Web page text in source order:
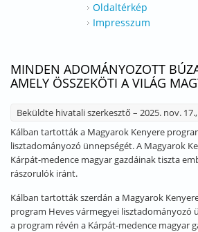
Oldaltérkép
Impresszum
MINDEN ADOMÁNYOZOTT
AMELY ÖSSZEKÖTI A VILÁG
Beküldte hivatali szerkesztő – 2025. nov.
Kálban tartották a Magyarok Kenyere
lisztadományozó ünnepségét. A Magyarok
Kárpát-medence magyar gazdáinak tiszta
rászorulók iránt.
Kálban tartották szerdán a Magyarok
program Heves vármegyei lisztadományozó
a program révén a Kárpát-medence magyar